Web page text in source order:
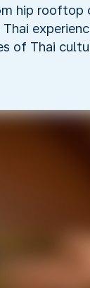
hip rooftop
of Thai